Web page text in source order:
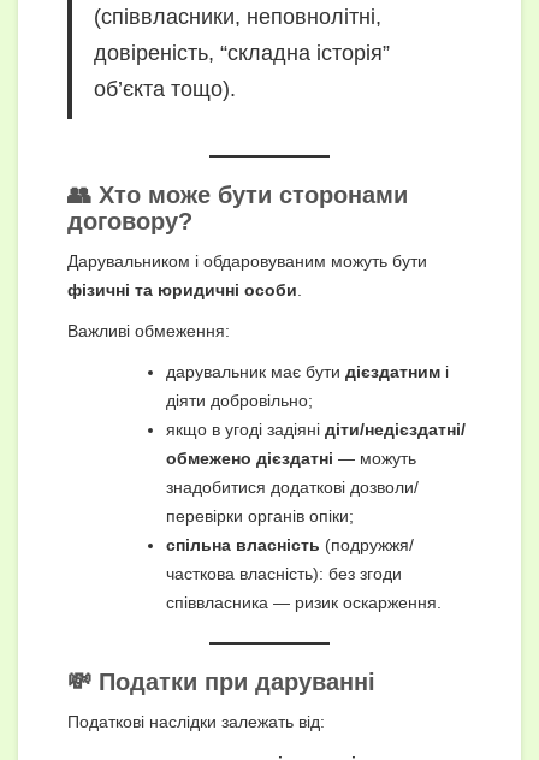
(співвласники, неповнолітні,
довіреність, “складна історія”
об’єкта тощо).
👥 Хто може бути сторонами
договору?
Дарувальником і обдаровуваним можуть бути
фізичні та юридичні особи
Важливі обмеження:
дарувальник має бути дієздатним і
діяти добровільно;
якщо в угоді задіяні діти/недієздатні/
обмежено дієздатні — можуть
знадобитися додаткові дозволи/
перевірки органів опіки;
спільна власність (подружжя/
часткова власність): без згоди
співвласника — ризик оскарження.
💸 Податки при даруванні
Податкові наслідки залежать від: